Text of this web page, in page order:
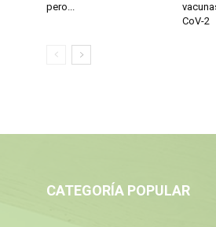
pero...
CoV-2
CATEGORÍA POPULAR